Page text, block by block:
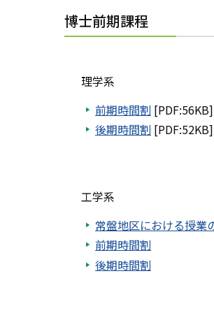
博士前期課程
理学系
前期時間割 [PDF:56KB]
後期時間割 [PDF:52KB]
工学系
常盤地区における授業
前期時間割
後期時間割